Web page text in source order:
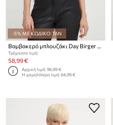
-5% ΜΕ ΚΩΔΙΚΟ: TAN
Βαμβακερό μπλουζάκι Day Birger et Mikkelsen
Τρέχουσα τιμή:
58,99 €
Αρχική τιμή:96,99 €
Η χαμηλότερη τιμή:64,99 €